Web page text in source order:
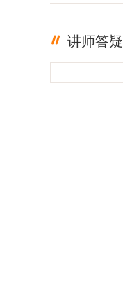
讲师答疑